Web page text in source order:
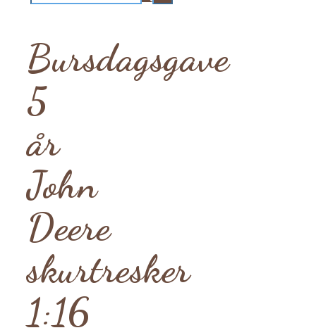
Bursdagsgave
5
år
John
Deere
skurtresker
1:16